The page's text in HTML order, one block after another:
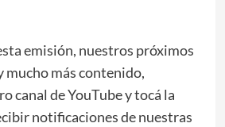
emisión, nuestros próximos
mucho más contenido,
canal de YouTube y tocá la
notificaciones de nuestras